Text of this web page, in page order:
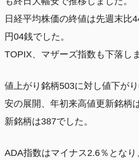
日経平均株価の終値は先週末比
円04銭でした。
TOPIX、マザーズ指数も下落し
値上がり銘柄503に対し値下が
安の展開、年初来高値更新銘柄
新銘柄は387でした。
ADA指数はマイナス2.6％となり